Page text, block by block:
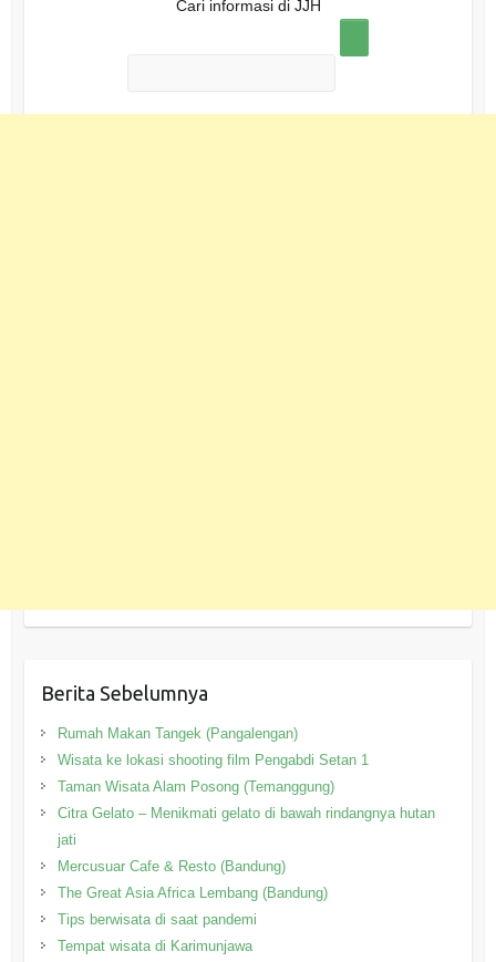
Cari informasi di JJH
Berita Sebelumnya
Rumah Makan Tangek (Pangalengan)
Wisata ke lokasi shooting film Pengabdi Setan 1
Taman Wisata Alam Posong (Temanggung)
Citra Gelato – Menikmati gelato di bawah rindangnya hutan
jati
Mercusuar Cafe & Resto (Bandung)
The Great Asia Africa Lembang (Bandung)
Tips berwisata di saat pandemi
Tempat wisata di Karimunjawa